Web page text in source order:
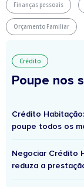
Finanças pessoais
Orçamento Familiar
Crédito
Poupe nos
Crédito
poupe todos os
Negociar Crédito
reduza a